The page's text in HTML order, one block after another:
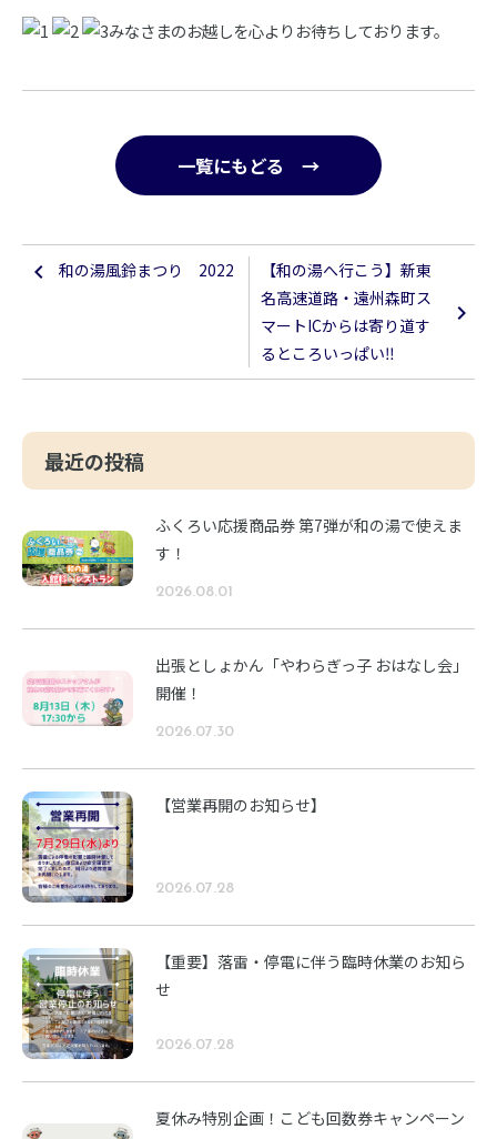
みなさまのお越しを心よりお待ちしております。
一覧にもどる →
和の湯風鈴まつり 2022
【和の湯へ行こう】新東
名高速道路・遠州森町ス
マートICからは寄り道す
るところいっぱい‼︎
最近の投稿
ふくろい応援商品券 第7弾が和の湯で使えま
す！
2026.08.01
出張としょかん「やわらぎっ子 おはなし会」
開催！
2026.07.30
【営業再開のお知らせ】
2026.07.28
【重要】落雷・停電に伴う臨時休業のお知ら
せ
2026.07.28
夏休み特別企画！こども回数券キャンペーン